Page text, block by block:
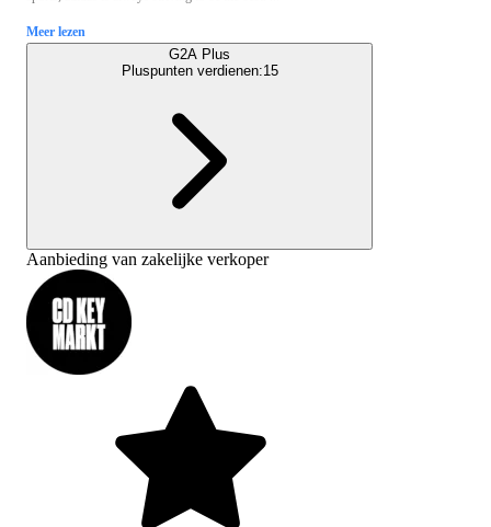
Meer lezen
G2A Plus
Pluspunten verdienen:15
Aanbieding van zakelijke verkoper